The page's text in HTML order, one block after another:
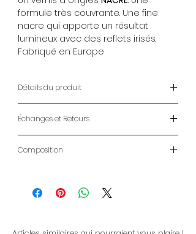
formule très couvrante. Une fine
nacre qui apporte un résultat
lumineux avec des reflets irisés.
Fabriqué en Europe
Détails du produit
14ml
Pinceau panoramique (Un pinceau
large et dense pour une
formule très couvrante. Une fine
nacre qui apporte un résultat
Échanges et Retours
- LIVRAISON À DOMICILE : 2-7 jours
COLLECT
Composition
nitrocellulose, phtalic anhydride,
trimellitic, anhydride, glycols